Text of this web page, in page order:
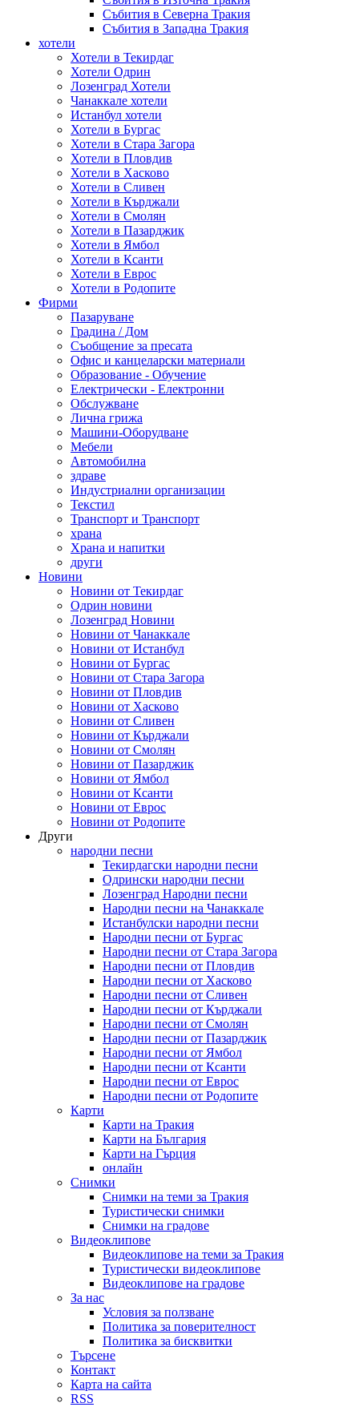
Събития в Северна Тракия
Събития в Западна Тракия
хотели
Хотели в Текирдаг
Хотели Одрин
Лозенград Хотели
Чанаккале хотели
Истанбул хотели
Хотели в Бургас
Хотели в Стара Загора
Хотели в Пловдив
Хотели в Хасково
Хотели в Сливен
Хотели в Кърджали
Хотели в Смолян
Хотели в Пазарджик
Хотели в Ямбол
Хотели в Ксанти
Хотели в Еврос
Хотели в Родопите
Фирми
Пазаруване
Градина / Дом
Съобщение за пресата
Офис и канцеларски материали
Образование - Обучение
Електрически - Електронни
Обслужване
Лична грижа
Машини-Оборудване
Мебели
Автомобилна
здраве
Индустриални организации
Текстил
Транспорт и Транспорт
храна
Храна и напитки
други
Новини
Новини от Текирдаг
Одрин новини
Лозенград Новини
Новини от Чанаккале
Новини от Истанбул
Новини от Бургас
Новини от Стара Загора
Новини от Пловдив
Новини от Хасково
Новини от Сливен
Новини от Кърджали
Новини от Смолян
Новини от Пазарджик
Новини от Ямбол
Новини от Ксанти
Новини от Еврос
Новини от Родопите
Други
народни песни
Текирдагски народни песни
Одрински народни песни
Лозенград Народни песни
Народни песни на Чанаккале
Истанбулски народни песни
Народни песни от Бургас
Народни песни от Стара Загора
Народни песни от Пловдив
Народни песни от Хасково
Народни песни от Сливен
Народни песни от Кърджали
Народни песни от Смолян
Народни песни от Пазарджик
Народни песни от Ямбол
Народни песни от Ксанти
Народни песни от Еврос
Народни песни от Родопите
Карти
Карти на Тракия
Карти на България
Карти на Гърция
онлайн
Снимки
Снимки на теми за Тракия
Туристически снимки
Снимки на градове
Видеоклипове
Видеоклипове на теми за Тракия
Туристически видеоклипове
Видеоклипове на градове
За нас
Условия за ползване
Политика за поверителност
Политика за бисквитки
Търсене
Контакт
Карта на сайта
RSS